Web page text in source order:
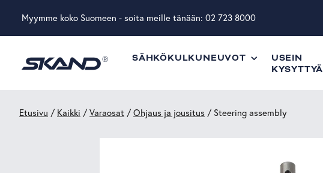
Myymme koko Suomeen - soita meille tänään: 02 723 8000
SÄHKÖKULKUNEUVOT
USEIN
KYSYTTYÄ
Etusivu / Kaikki /Varaosat /Ohjaus ja jousitus / Steering assembly